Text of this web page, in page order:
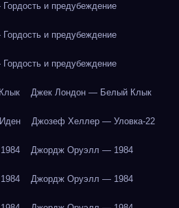
и предубеждение
и предубеждение
и предубеждение
Джек Лондон — Белый Клык
Джозеф Хеллер — Уловка-22
Джордж Оруэлл — 1984
Джордж Оруэлл — 1984